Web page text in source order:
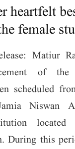
heartfelt
female
Matiur
of the
scheduled
Niswan
During this